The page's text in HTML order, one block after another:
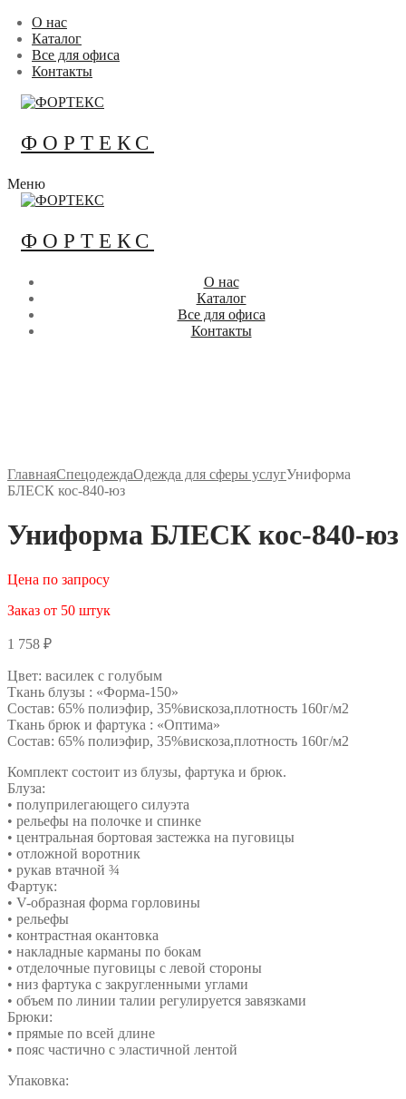
Перейти
содержимому
Меню
Закрыть
О нас
Каталог
Все для офиса
Контакты
ФОРТЕКС
Меню
ФОРТЕКС
О нас
Каталог
Все для офиса
Контакты
ГлавнаяСпецодеждаОдежда для сферы услугУниформа
БЛЕСК кос-840-юз
Униформа БЛЕСК кос-840-юз
Цена по запросу
Заказ от 50 штук
1 758 ₽
Цвет: василек с голубым
Ткань блузы : «Форма-150»
Состав: 65% полиэфир, 35%вискоза,плотность 160г/м2
Ткань брюк и фартука : «Оптима»
Состав: 65% полиэфир, 35%вискоза,плотность 160г/м2
Комплект состоит из блузы, фартука и брюк.
Блуза:
• полуприлегающего силуэта
• рельефы на полочке и спинке
• центральная бортовая застежка на пуговицы
• отложной воротник
• рукав втачной ¾
Фартук:
• V-образная форма горловины
• рельефы
• контрастная окантовка
• накладные карманы по бокам
• отделочные пуговицы с левой стороны
• низ фартука с закругленными углами
• объем по линии талии регулируется завязками
Брюки:
• прямые по всей длине
• пояс частично с эластичной лентой
Упаковка: